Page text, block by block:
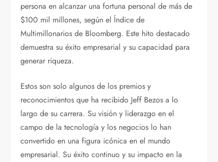
persona en alcanzar una fortuna personal de más de
$100 mil millones, según el Índice de
Multimillonarios de Bloomberg. Este hito destacado
demuestra su éxito empresarial y su capacidad para
generar riqueza.
Estos son solo algunos de los premios y
reconocimientos que ha recibido Jeff Bezos a lo
largo de su carrera. Su visión y liderazgo en el
campo de la tecnología y los negocios lo han
convertido en una figura icónica en el mundo
empresarial. Su éxito continuo y su impacto en la